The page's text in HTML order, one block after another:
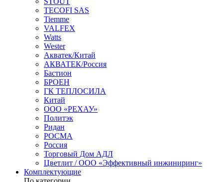
TECOFI SAS
Tiemme
VALFEX
Watts
Wester
Акватек/Китай
АКВАТЕК/Россия
Бастион
БРОЕН
ГК ТЕПЛОСИЛА
Китай
ООО «РЕХАУ»
Политэк
Ридан
РОСМА
Россия
Торговый Дом АДЛ
Цветлит / ООО «Эффективный инжиниринг»
Комплектующие